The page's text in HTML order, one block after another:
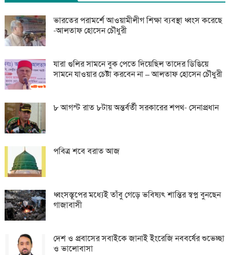
ভারতের পরামর্শে আওয়ামীলীগ শিক্ষা ব্যবস্থা ধ্বংস করেছে
-আলতাফ হোসেন চৌধুরী
যারা গুলির সামনে বুক পেতে দিয়েছিল তাদের ডিঙিয়ে
সামনে যাওয়ার চেষ্টা করবেন না – আলতাফ হোসেন চৌধুরী
৮ আগস্ট রাত ৮টায় অন্তর্বর্তী সরকারের শপথ- সেনাপ্রধান
পবিত্র শবে বরাত আজ
ধ্বংসস্তূপের মধ্যেই তাঁবু গেড়ে ভবিষ্যৎ শান্তির স্বপ্ন বুনছেন
গাজাবাসী
দেশ ও প্রবাসের সবাইকে জানাই ইংরেজি নববর্ষের শুভেচ্ছা
ও ভালোবাসা